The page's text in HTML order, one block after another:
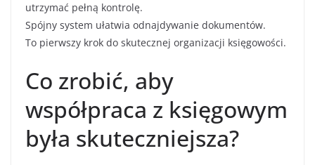
utrzymać pełną kontrolę.
Spójny system ułatwia odnajdywanie dokumentów.
To pierwszy krok do skutecznej organizacji księgowości.
Co zrobić, aby
współpraca z księgowym
była skuteczniejsza?